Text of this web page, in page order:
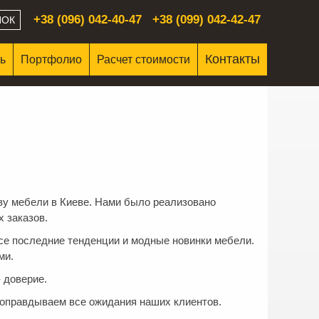
+38 (096) 042-40-47 +38 (099) 042-42-47
Портфолио Расчет стоимости Контакты
мебели в Киеве. Нами было реализовано
заказов.
последние тенденции и модные новинки мебели.
все ожидания наших клиентов.